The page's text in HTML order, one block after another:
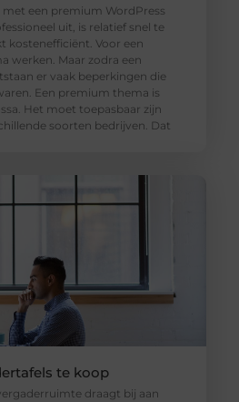
met een premium WordPress
uit, is relatief snel te
kostenefficiënt. Voor een
werken. Maar zodra een
er vaak beperkingen die
Een premium thema is
Het moet toepasbaar zijn
soorten bedrijven. Dat
te koop
draagt bij aan